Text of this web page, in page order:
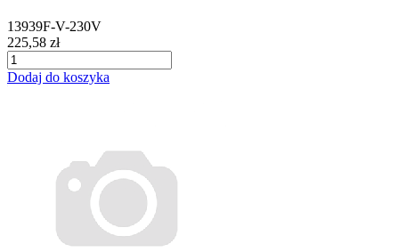
13939F-V-230V
225,58 zł
Dodaj do koszyka